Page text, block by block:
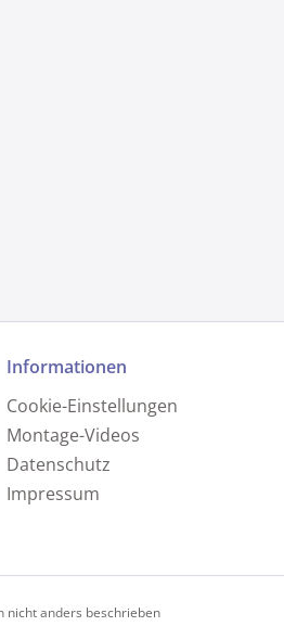
Informationen
Cookie-Einstellungen
Montage-Videos
Datenschutz
Impressum
nicht anders beschrieben